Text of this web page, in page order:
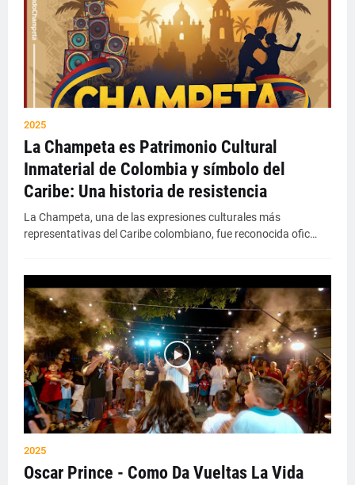
2025
La Champeta es Patrimonio Cultural
Inmaterial de Colombia y símbolo del
Caribe: Una historia de resistencia
La Champeta, una de las expresiones culturales más
representativas del Caribe colombiano, fue reconocida ofic…
2025
Oscar Prince - Como Da Vueltas La Vida